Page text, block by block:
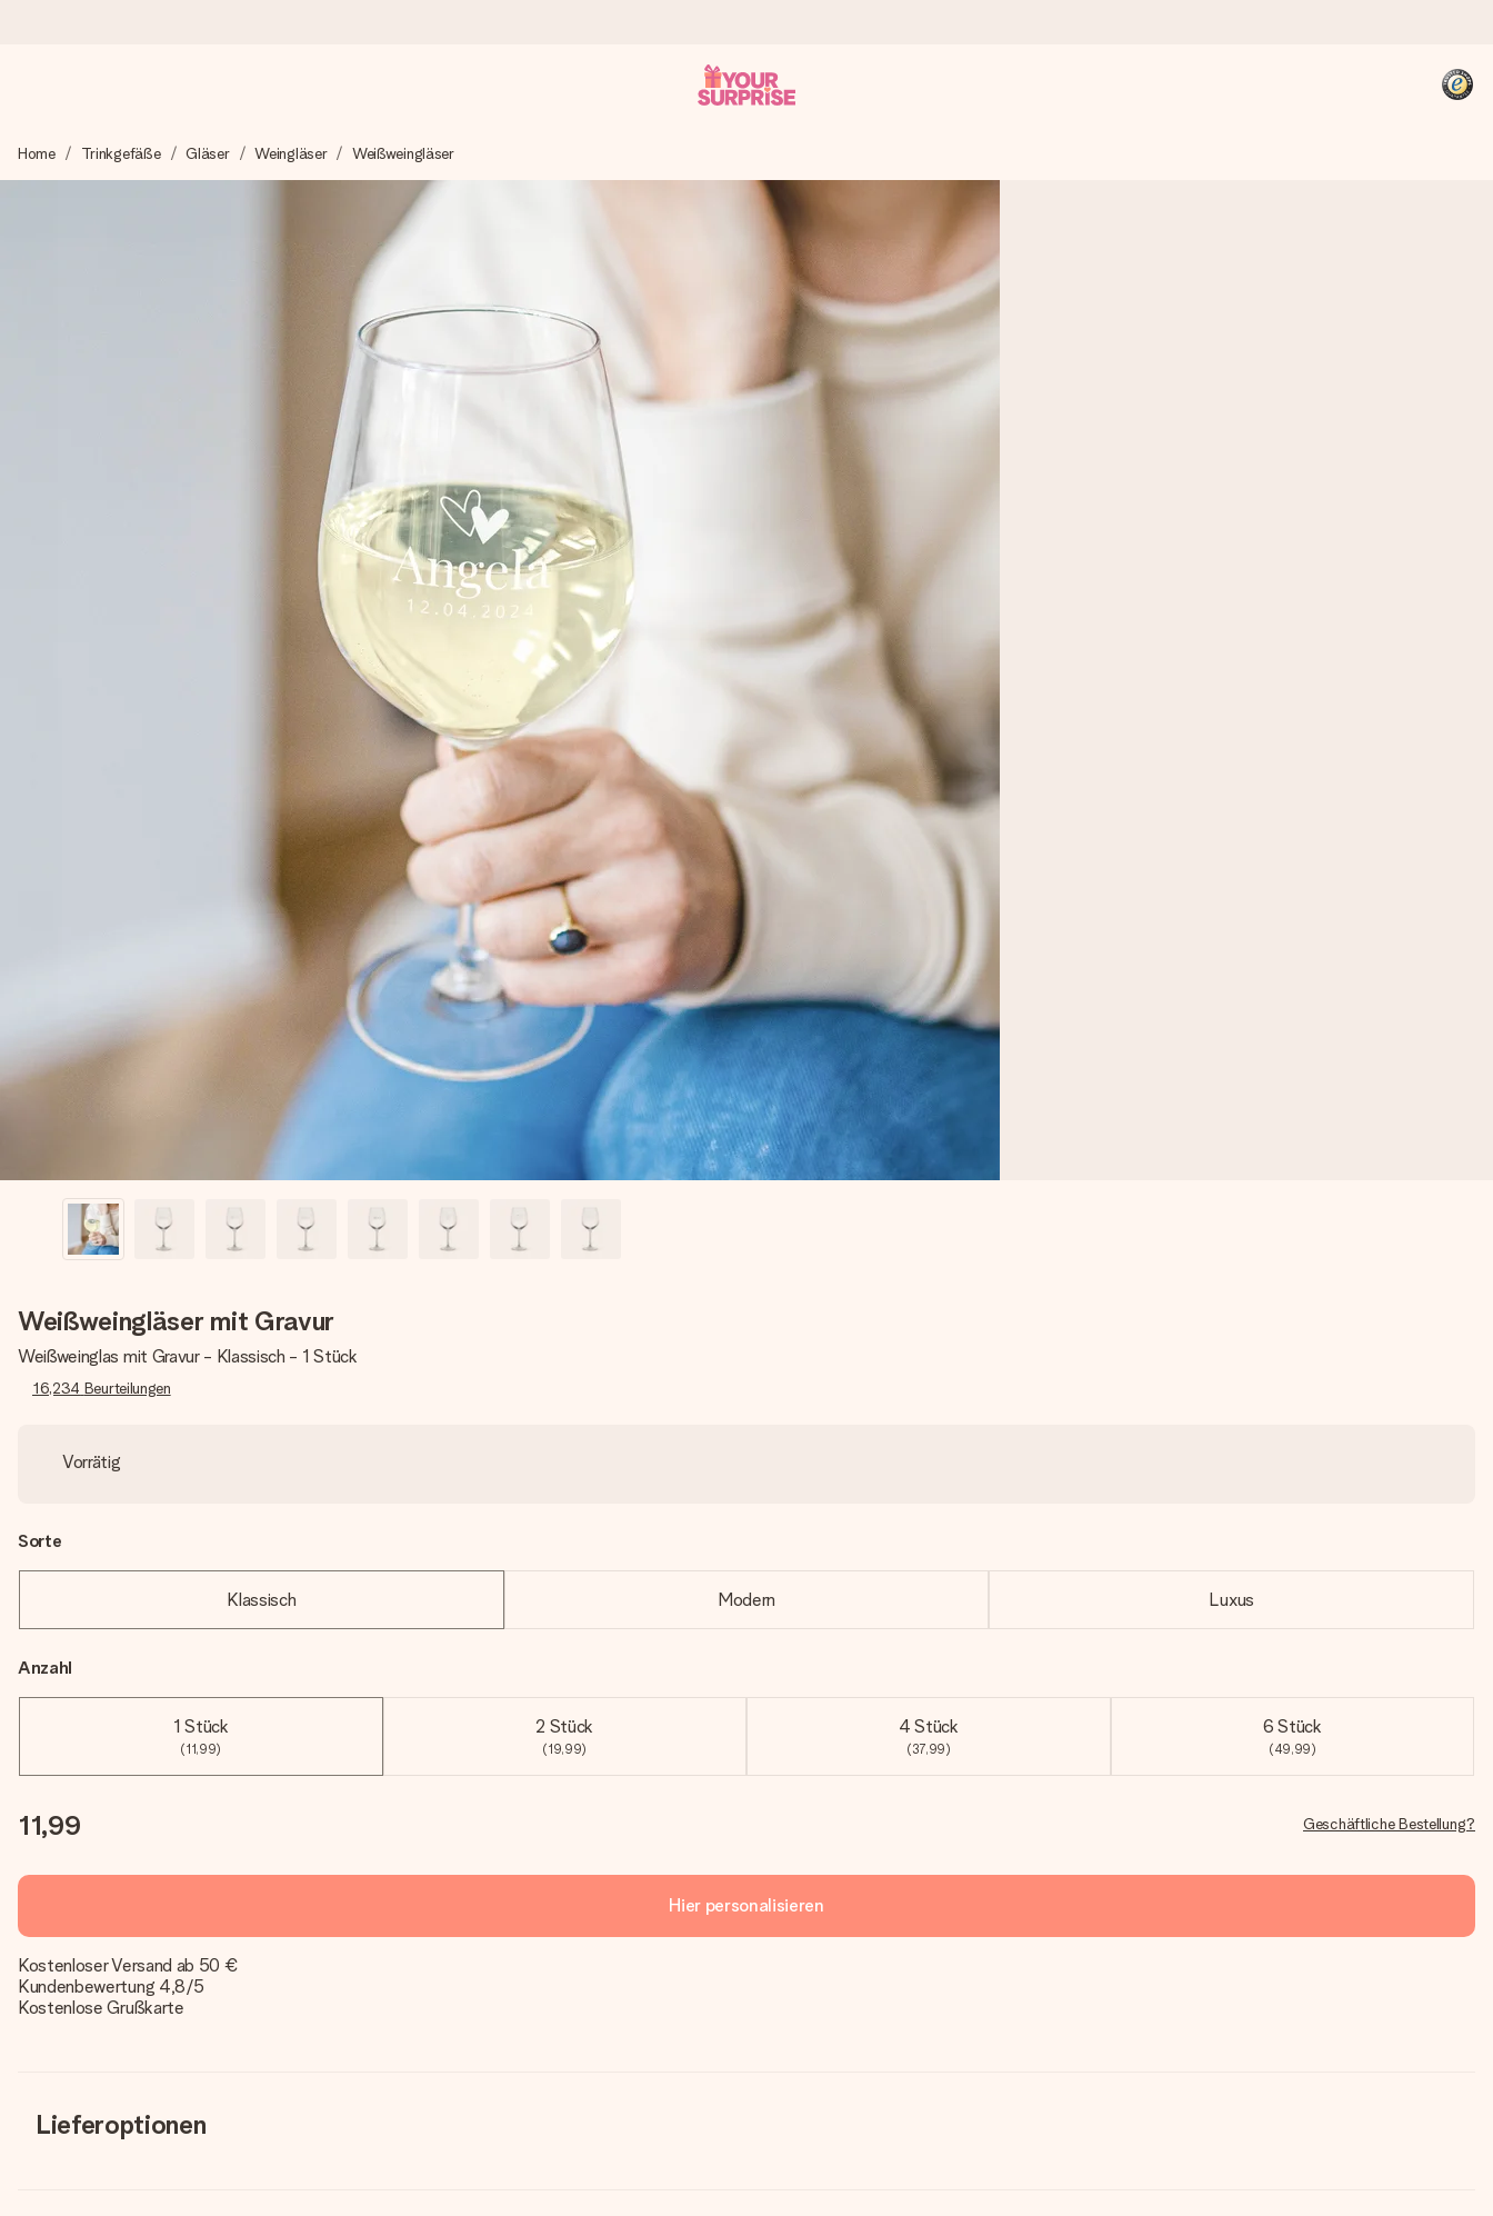
Wir bereiten dein Geschenk sorgfältig vor und schicken es blitzschnell – damit du es genau zum richtigen Zeitpunkt überreichen kannst, wenn es am meisten
zählt.
4,8 (basierend auf +15.000 Bewertungen)
Unsere Geschenke begeistern. Kunden bewerten uns mit 4,8 bei Google Reviews (Gesamtergebnis aller Länder, in die wir versenden).
Home Trinkgefäße Gläser Weingläser Weißweingläser
Weißweingläser mit Gravur
Weißweinglas mit Gravur - Klassisch - 1 Stück
16,234 Beurteilungen
Vorrätig
Sorte
Klassisch Modern Luxus
Anzahl
1 Stück
(11,99)
2 Stück
(19,99)
4 Stück
(37,99)
6 Stück
(49,99)
11,99 Geschäftliche Bestellung?
Hier personalisieren
Kostenloser Versand ab 50 €
Kundenbewertung 4,8/5
Kostenlose Grußkarte
Lieferoptionen